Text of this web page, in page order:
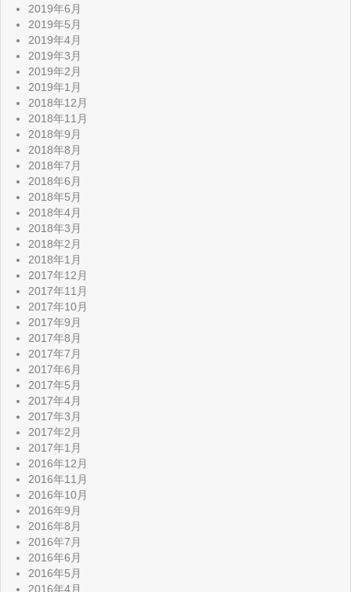
2019年6月
2019年5月
2019年4月
2019年3月
2019年2月
2019年1月
2018年12月
2018年11月
2018年9月
2018年8月
2018年7月
2018年6月
2018年5月
2018年4月
2018年3月
2018年2月
2018年1月
2017年12月
2017年11月
2017年10月
2017年9月
2017年8月
2017年7月
2017年6月
2017年5月
2017年4月
2017年3月
2017年2月
2017年1月
2016年12月
2016年11月
2016年10月
2016年9月
2016年8月
2016年7月
2016年6月
2016年5月
2016年4月